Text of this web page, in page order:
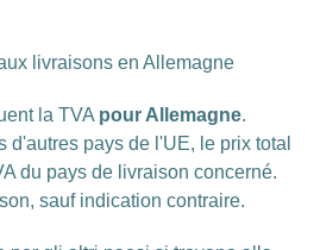
livraisons en Allemagne
la TVA pour Allemagne.
d'autres pays de l'UE, le prix total
du pays de livraison concerné.
, sauf indication contraire.